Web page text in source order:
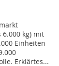
6.000 kg) mit
Einheiten
Erklärtes...